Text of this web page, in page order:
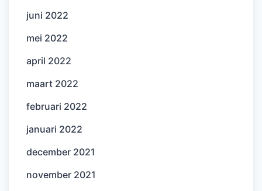
juni 2022
mei 2022
april 2022
maart 2022
februari 2022
januari 2022
december 2021
november 2021